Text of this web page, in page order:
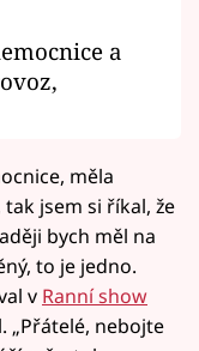
a
měla
jsem si říkal, že
bych měl na
to je jedno.
v Ranní show
„Přátelé, nebojte